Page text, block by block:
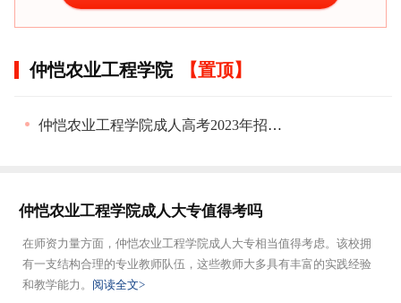
仲恺农业工程学院
仲恺农业工程学院成人高考2023年招生简章
仲恺农业工程学院成人大专值得考吗
在师资力量方面，仲恺农业工程学院成人大专相当值得考虑。该校拥
有一支结构合理的专业教师队伍，这些教师大多具有丰富的实践经验
和教学能力。 阅读全文>